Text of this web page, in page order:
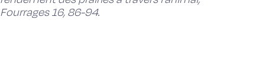
Fourrages 16, 86-94.